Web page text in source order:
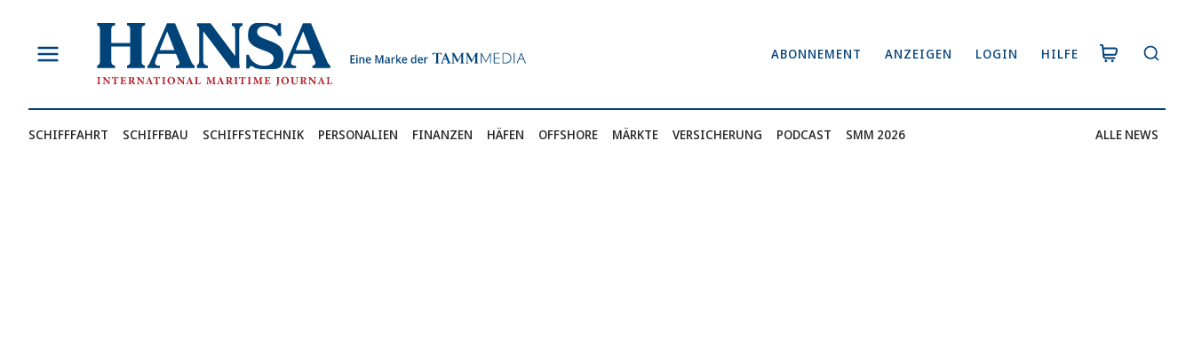
springen
ABONNEMENT ANZEIGEN LOGIN HILFE
SCHIFFFAHRT SCHIFFBAU SCHIFFSTECHNIK PERSONALIEN FINANZEN HÄFEN OFFSHORE MÄRKTE VERSICHERUNG PODCAST SMM 2026 ALLE NEWS